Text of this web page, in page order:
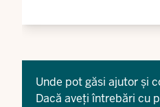
Unde pot găsi ajutor și
Dacă aveți întrebări cu